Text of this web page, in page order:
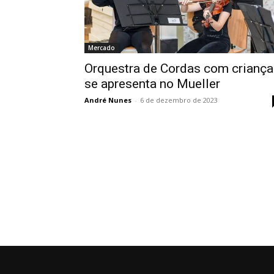
Mercado
Orquestra de Cordas com
se apresenta no Mueller
André Nunes - 6 de dezembro de 2023